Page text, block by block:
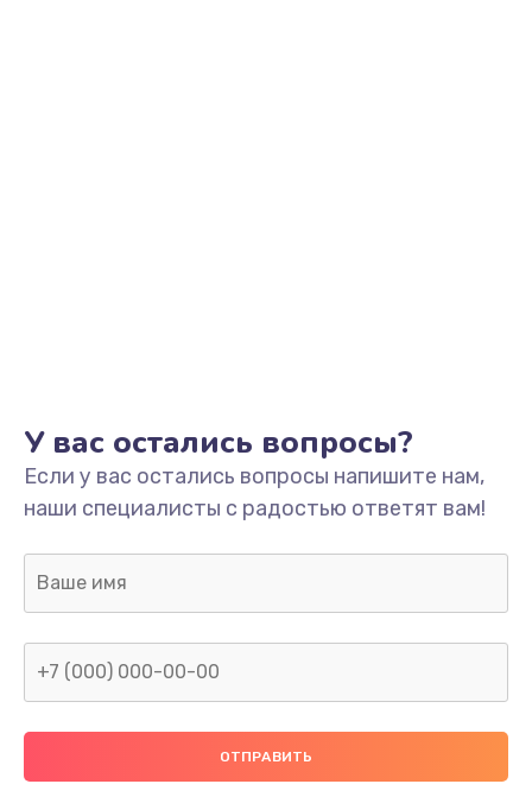
Замена разъёмов (HDMI, DVI, Дисплей порта)
495 руб.
Заказать
Замена USB порта
895 руб.
У вас остались вопросы?
Если у вас остались вопросы напишите нам,
наши специалисты с радостью ответят вам!